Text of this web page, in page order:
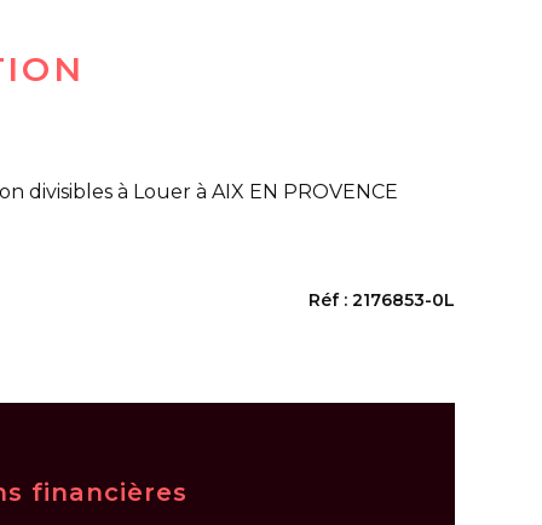
divisibles à Louer à AIX EN PROVENCE
Réf : 2176853-0L
financières